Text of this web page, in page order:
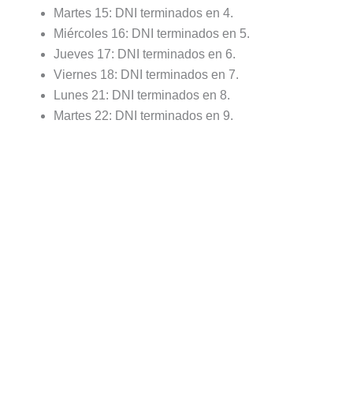
Martes 15: DNI terminados en 4.
Miércoles 16: DNI terminados en 5.
Jueves 17: DNI terminados en 6.
Viernes 18: DNI terminados en 7.
Lunes 21: DNI terminados en 8.
Martes 22: DNI terminados en 9.